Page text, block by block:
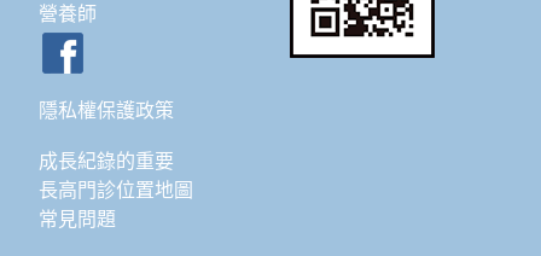
營養師
隱私權保護政策
成長紀錄的重要
長高門診位置地圖
常見問題